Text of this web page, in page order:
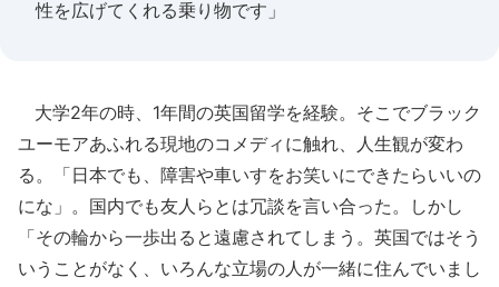
性を広げてくれる乗り物です」
大学2年の時、1年間の英国留学を経験。そこでブラック
ユーモアあふれる現地のコメディに触れ、人生観が変わ
る。「日本でも、障害や車いすをお笑いにできたらいいの
にな」。国内でも友人らとは冗談を言い合った。しかし
「その輪から一歩出ると遠慮されてしまう。英国ではそう
いうことがなく、いろんな立場の人が一緒に住んでいまし